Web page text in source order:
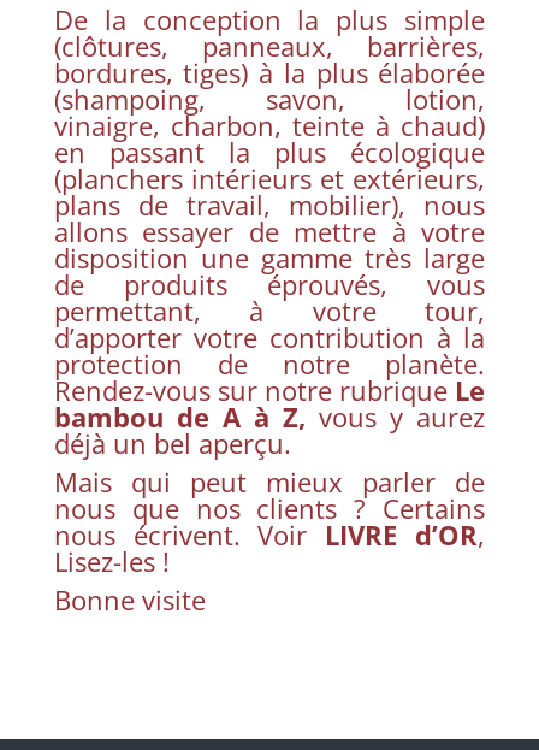
De la conception la plus simple
(clôtures, panneaux, barrières,
bordures, tiges) à la plus élaborée
(shampoing, savon, lotion,
vinaigre, charbon, teinte à chaud)
en passant la plus écologique
(planchers intérieurs et extérieurs,
plans de travail, mobilier), nous
allons essayer de mettre à votre
disposition une gamme très large
de produits éprouvés, vous
permettant, à votre tour,
d’apporter votre contribution à la
protection de notre planète.
Rendez-vous sur notre rubrique Le
bambou de A à Z, vous y aurez
déjà un bel aperçu.
Mais qui peut mieux parler de
nous que nos clients ? Certains
nous écrivent. Voir LIVRE d’OR,
Lisez-les !
Bonne visite